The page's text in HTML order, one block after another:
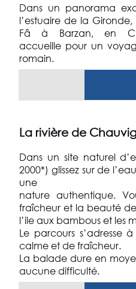
Dans un panorama
l’estuaire de la
Fâ à Barzan, en
accueille pour un
romain.
La rivière de
Dans un site naturel
2000*) glissez sur de
une
nature authentique.
fraîcheur et la beauté
l’ile aux bambous et les
Le parcours
calme et de fraîcheur.
La balade dure en
aucune difficulté.